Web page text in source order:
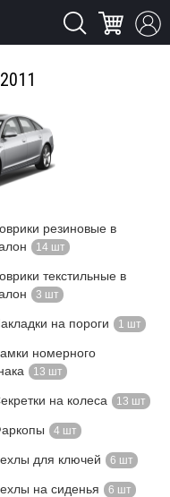
резиновые в
14 шт
текстильные в
3 шт
на пороги 1 шт
номерного
13 шт
на колеса 13 шт
4 шт
для ключей 6 шт
на сиденья 6 шт